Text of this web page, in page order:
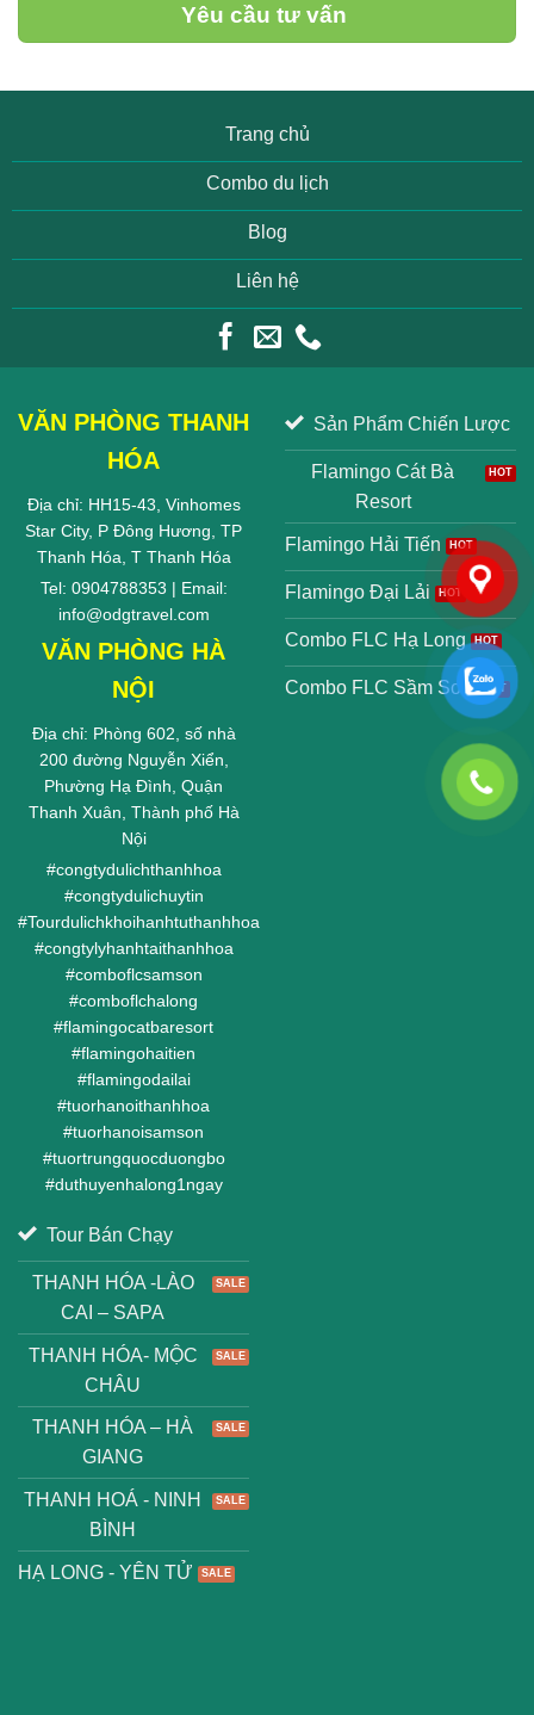
Yêu cầu tư vấn
Trang chủ
Combo du lịch
Blog
Liên hệ
VĂN PHÒNG THANH
HÓA
Địa chỉ: HH15-43, Vinhomes
Star City, P Đông Hương, TP
Thanh Hóa, T Thanh Hóa
Tel: 0904788353 | Email:
info@odgtravel.com
VĂN PHÒNG HÀ
NỘI
Địa chỉ: Phòng 602, số nhà
200 đường Nguyễn Xiển,
Phường Hạ Đình, Quận
Thanh Xuân, Thành phố Hà
Nội
#congtydulichthanhhoa
#congtydulichuytin
#Tourdulichkhoihanhtuthanhhoa
#congtylyhanhtaithanhhoa
#comboflcsamson
#comboflchalong
#flamingocatbaresort
#flamingohaitien
#flamingodailai
#tuorhanoithanhhoa
#tuorhanoisamson
#tuortrungquocduongbo
#duthuyenhalong1ngay
Sản Phẩm Chiến Lược
Flamingo Cát Bà
Resort
Flamingo Hải Tiến
Flamingo Đại Lải
Combo FLC Hạ Long
Combo FLC Sầm Sơn
Tour Bán Chạy
THANH HÓA -LÀO
CAI – SAPA
THANH HÓA- MỘC
CHÂU
THANH HÓA – HÀ
GIANG
THANH HOÁ - NINH
BÌNH
HẠ LONG - YÊN TỬ